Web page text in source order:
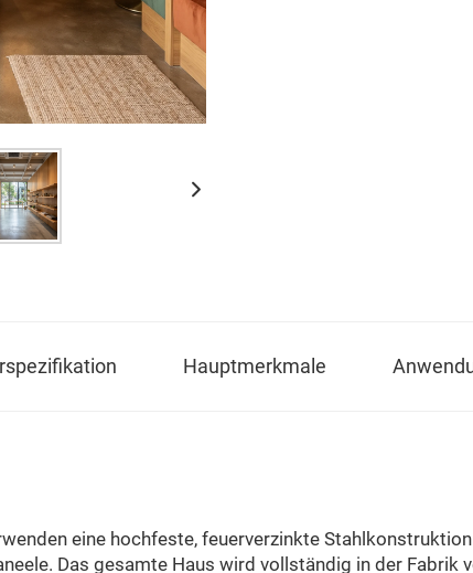
Hauptmerkmale
eine hochfeste, feuerverzinkte
Das gesamte Haus wird vollständig in der